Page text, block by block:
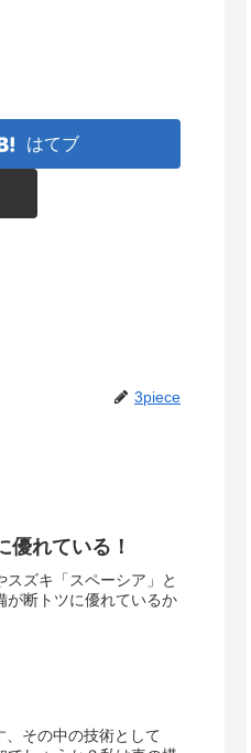
はてブ
3piece
優れている！
ズキ「スペーシア」と
が断トツに優れているか
その中の技術として